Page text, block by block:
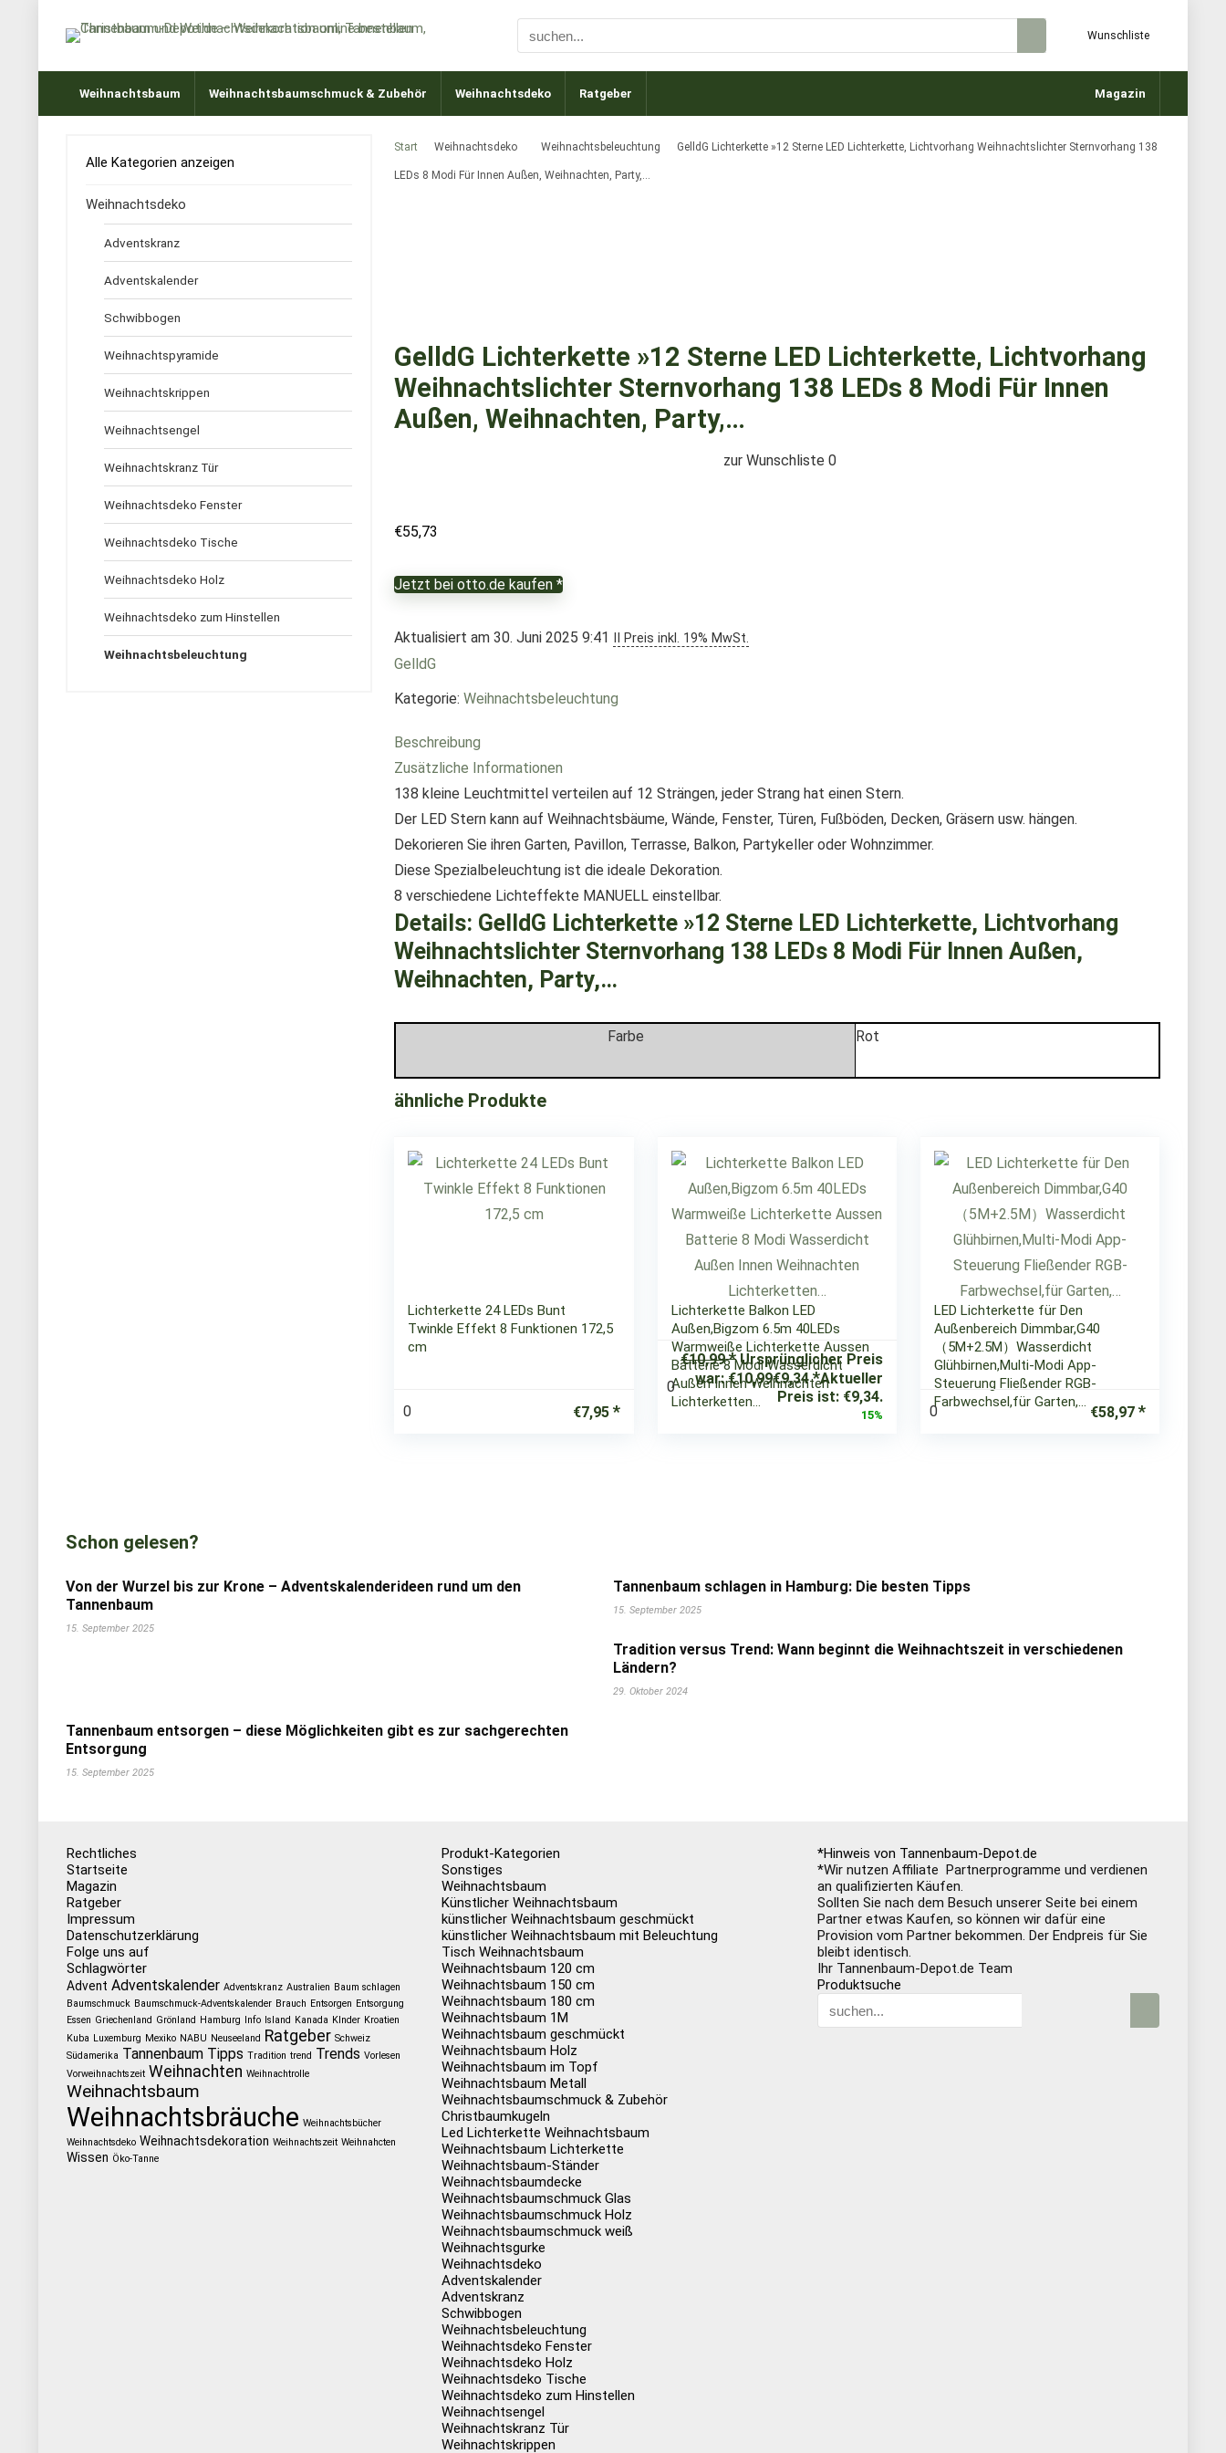
Wunschliste
Weihnachtsbaum Weihnachtsbaumschmuck & Zubehör Weihnachtsdeko Ratgeber Magazin
Start Weihnachtsdeko Weihnachtsbeleuchtung GelldG Lichterkette »12 Sterne LED Lichterkette, Lichtvorhang Weihnachtslichter Sternvorhang 138
LEDs 8 Modi Für Innen Außen, Weihnachten, Party,…
GelldG Lichterkette »12 Sterne LED Lichterkette, Lichtvorhang
Weihnachtslichter Sternvorhang 138 LEDs 8 Modi Für Innen
Außen, Weihnachten, Party,…
zur Wunschliste 0
€55,73
Jetzt bei otto.de kaufen *
Aktualisiert am 30. Juni 2025 9:41 II Preis inkl. 19% MwSt.
GelldG
Kategorie: Weihnachtsbeleuchtung
Beschreibung
Zusätzliche Informationen
138 kleine Leuchtmittel verteilen auf 12 Strängen, jeder Strang hat einen Stern.
Der LED Stern kann auf Weihnachtsbäume, Wände, Fenster, Türen, Fußböden, Decken, Gräsern usw. hängen.
Dekorieren Sie ihren Garten, Pavillon, Terrasse, Balkon, Partykeller oder Wohnzimmer.
Diese Spezialbeleuchtung ist die ideale Dekoration.
8 verschiedene Lichteffekte MANUELL einstellbar.
Details: GelldG Lichterkette »12 Sterne LED Lichterkette, Lichtvorhang
Weihnachtslichter Sternvorhang 138 LEDs 8 Modi Für Innen Außen,
Weihnachten, Party,…
Farbe Rot
ähnliche Produkte
Lichterkette 24 LEDs Bunt
Twinkle Effekt 8 Funktionen 172,5
cm
0 €7,95
Lichterkette Balkon LED
Außen,Bigzom 6.5m 40LEDs
Warmweiße Lichterkette Aussen
Batterie 8 Modi Wasserdicht
Außen Innen Weihnachten
Lichterketten…
0
€10,99
Ursprünglicher Preis
war: €10,99€9,34
Aktueller
Preis ist: €9,34.
15%
LED Lichterkette für Den
Außenbereich Dimmbar,G40
（5M+2.5M）Wasserdicht
Glühbirnen,Multi-Modi App-
Steuerung Fließender RGB-
Farbwechsel,für Garten,…
0 €58,97
Alle Kategorien anzeigen
Weihnachtsdeko
Adventskranz
Adventskalender
Schwibbogen
Weihnachtspyramide
Weihnachtskrippen
Weihnachtsengel
Weihnachtskranz Tür
Weihnachtsdeko Fenster
Weihnachtsdeko Tische
Weihnachtsdeko Holz
Weihnachtsdeko zum Hinstellen
Weihnachtsbeleuchtung
Schon gelesen?
Von der Wurzel bis zur Krone – Adventskalenderideen rund um den
Tannenbaum
15. September 2025
Tannenbaum schlagen in Hamburg: Die besten Tipps
15. September 2025
Tradition versus Trend: Wann beginnt die Weihnachtszeit in verschiedenen
Ländern?
29. Oktober 2024
Tannenbaum entsorgen – diese Möglichkeiten gibt es zur sachgerechten
Entsorgung
15. September 2025
Rechtliches
Startseite
Magazin
Ratgeber
Impressum
Datenschutzerklärung
Folge uns auf
Schlagwörter
Advent Adventskalender Adventskranz Australien Baum schlagen
Baumschmuck Baumschmuck-Adventskalender Brauch Entsorgen Entsorgung
Essen Griechenland Grönland Hamburg Info Island Kanada KInder Kroatien
Kuba Luxemburg Mexiko NABU Neuseeland Ratgeber Schweiz
Südamerika Tannenbaum Tipps Tradition trend Trends Vorlesen
Vorweihnachtszeit Weihnachten Weihnachtrolle
Weihnachtsbaum
Weihnachtsbräuche Weihnachtsbücher
Weihnachtsdeko Weihnachtsdekoration Weihnachtszeit Weihnahcten
Wissen Öko-Tanne
Produkt-Kategorien
Sonstiges
Weihnachtsbaum
Künstlicher Weihnachtsbaum
künstlicher Weihnachtsbaum geschmückt
künstlicher Weihnachtsbaum mit Beleuchtung
Tisch Weihnachtsbaum
Weihnachtsbaum 120 cm
Weihnachtsbaum 150 cm
Weihnachtsbaum 180 cm
Weihnachtsbaum 1M
Weihnachtsbaum geschmückt
Weihnachtsbaum Holz
Weihnachtsbaum im Topf
Weihnachtsbaum Metall
Weihnachtsbaumschmuck & Zubehör
Christbaumkugeln
Led Lichterkette Weihnachtsbaum
Weihnachtsbaum Lichterkette
Weihnachtsbaum-Ständer
Weihnachtsbaumdecke
Weihnachtsbaumschmuck Glas
Weihnachtsbaumschmuck Holz
Weihnachtsbaumschmuck weiß
Weihnachtsgurke
Weihnachtsdeko
Adventskalender
Adventskranz
Schwibbogen
Weihnachtsbeleuchtung
Weihnachtsdeko Fenster
Weihnachtsdeko Holz
Weihnachtsdeko Tische
Weihnachtsdeko zum Hinstellen
Weihnachtsengel
Weihnachtskranz Tür
Weihnachtskrippen
*Hinweis von Tannenbaum-Depot.de
*Wir nutzen Affiliate Partnerprogramme und verdienen
an qualifizierten Käufen.
Sollten Sie nach dem Besuch unserer Seite bei einem
Partner etwas Kaufen, so können wir dafür eine
Provision vom Partner bekommen. Der Endpreis für Sie
bleibt identisch.
Ihr Tannenbaum-Depot.de Team
Produktsuche